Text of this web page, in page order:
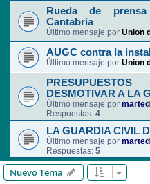
Rueda de
Cantabria
Último mensaje por Union
AUGC contra la
Último mensaje por Union
DESMOTIVAR A LA
Último mensaje por
Respuestas: 4
LA GUARDIA CIVIL
Último mensaje por
Respuestas: 5
Nuevo Tema